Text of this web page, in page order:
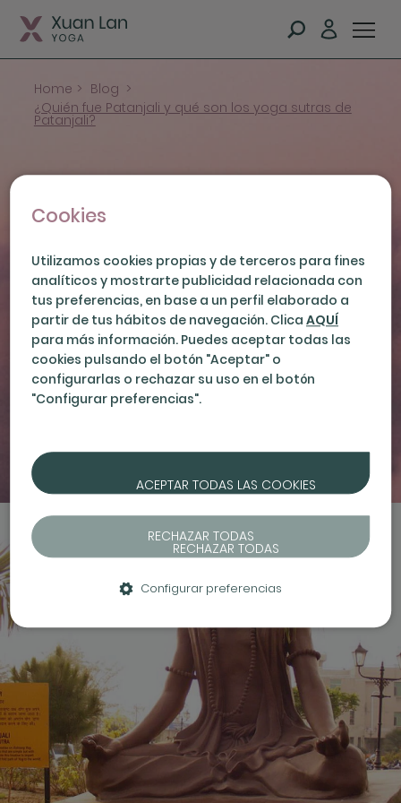
Home > Blog >
¿Quién fue Patanjali y qué son los yoga sutras de
Patanjali?
¿Quién fue Patanjali y
qué son los yoga sutras
de Patanjali?
05-09-2024
Cookies
Utilizamos cookies propias y de terceros para fines
analíticos y mostrarte publicidad relacionada con
tus preferencias, en base a un perfil elaborado a
partir de tus hábitos de navegación. Clica AQUÍ
para más información. Puedes aceptar todas las
cookies pulsando el botón "Aceptar" o
configurarlas o rechazar su uso en el botón
"Configurar preferencias".
RECHAZAR TODAS
Configurar preferencias